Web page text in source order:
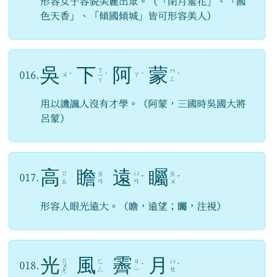
色天香」、「傾國傾城」皆可形容美人）
016. 吳 ㄨ ˊ 下 ㄒ
ㄧ
ㄚ
ˋ 阿 ㄚ ˋ 蒙 ㄇ
ㄥ
ˊ
用以譏諷人沒有才學。（阿蒙，三國時吳國大將
呂蒙）
017. 高 ㄍ
ㄠ
瞻 ㄓ
ㄢ
遠 ㄩ
ㄢ ˇ 矚 ㄓ
ㄨ ˇ
形容人眼光遠大。（瞻，遠望；矚，注視）
018. 光 ㄍ
ㄨ
ㄤ 風 ㄈ
ㄥ
霽 ㄐ
ㄧ ˋ 月
ㄩ
ㄝ ˋ